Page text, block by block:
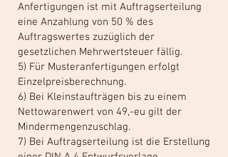
Anfertigungen ist mit Auftragserteilung
eine Anzahlung von 50 % des
Auftragswertes zuzüglich der
gesetzlichen Mehrwertsteuer fällig.
5) Für Musteranfertigungen erfolgt
Einzelpreisberechnung.
6) Bei Kleinstaufträgen bis zu einem
Nettowarenwert von 49,-eu gilt der
Mindermengenzuschlag.
7) Bei Auftragserteilung ist die Erstellung